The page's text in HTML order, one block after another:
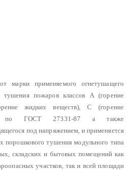
марки применяемого огнетушащего
тушения пожаров классов А (горение
жидких веществ), С (горение
по ГОСТ 27331-87 а также
под напряжением, и применяется
порошкового тушения модульного типа
складских и бытовых помещений как
участков, так и всей площади